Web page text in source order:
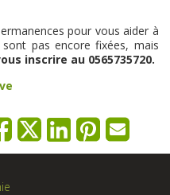
pour vous aider à
pas encore fixées, mais
inscrire au 0565735720.